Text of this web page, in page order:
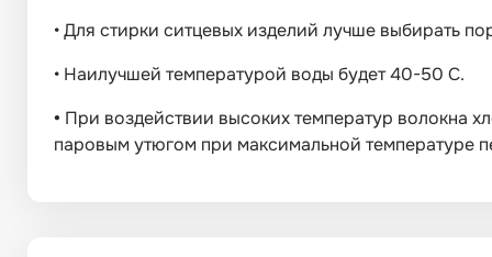
•Для стирки ситцевых изделий лучше выбирать
• Наилучшей температурой воды будет 40-50 С.
• При воздействии высоких температур волокна
паровым утюгом при максимальной температуре